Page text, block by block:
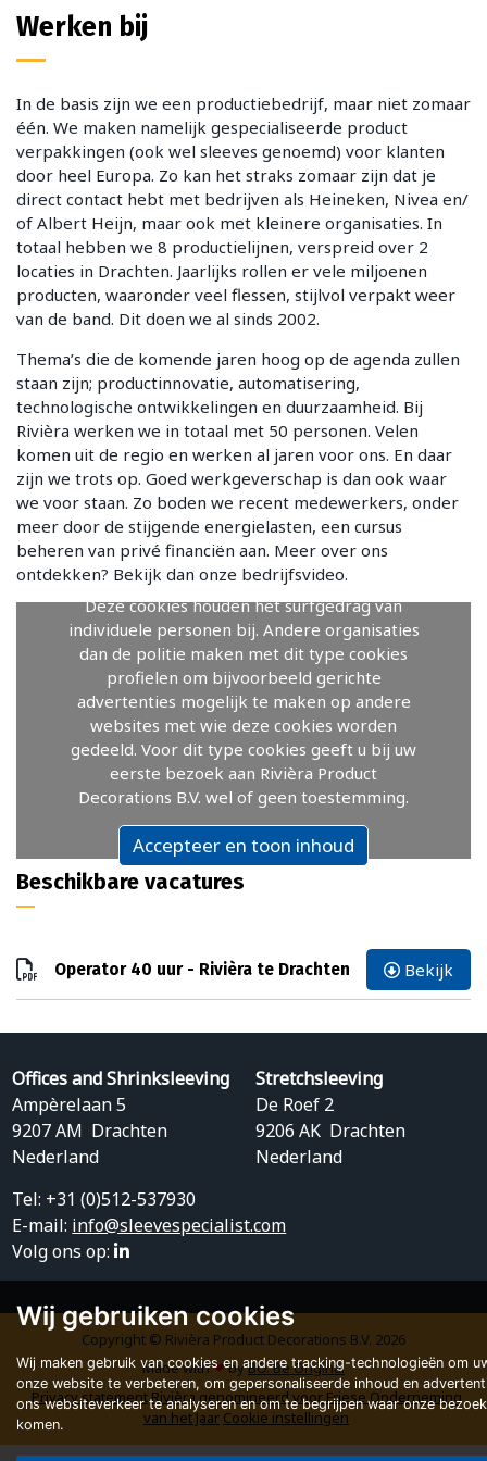
Wij gebruiken cookies
Wij maken gebruik van cookies en andere tracking-technologieën om
onze website te verbeteren, om gepersonaliseerde inhoud en
ons websiteverkeer te analyseren en om te begrijpen waar onze
komen.
Werken bij
In de basis zijn we een productiebedrijf, maar niet zomaar
één. We maken namelijk gespecialiseerde product
verpakkingen (ook wel sleeves genoemd) voor klanten
door heel Europa. Zo kan het straks zomaar zijn dat je
direct contact hebt met bedrijven als Heineken, Nivea en/
of Albert Heijn, maar ook met kleinere organisaties. In
totaal hebben we 8 productielijnen, verspreid over 2
locaties in Drachten. Jaarlijks rollen er vele miljoenen
producten, waaronder veel flessen, stijlvol verpakt weer
van de band. Dit doen we al sinds 2002.
Thema’s die de komende jaren hoog op de agenda zullen
staan zijn; productinnovatie, automatisering,
technologische ontwikkelingen en duurzaamheid. Bij
Rivièra werken we in totaal met 50 personen. Velen
komen uit de regio en werken al jaren voor ons. En daar
zijn we trots op. Goed werkgeverschap is dan ook waar
we voor staan. Zo boden we recent medewerkers, onder
meer door de stijgende energielasten, een cursus
beheren van privé financiën aan. Meer over ons
ontdekken? Bekijk dan onze bedrijfsvideo.
Deze cookies houden het surfgedrag van
individuele personen bij. Andere organisaties
dan de politie maken met dit type cookies
profielen om bijvoorbeeld gerichte
advertenties mogelijk te maken op andere
websites met wie deze cookies worden
gedeeld. Voor dit type cookies geeft u bij uw
eerste bezoek aan Rivièra Product
Decorations B.V. wel of geen toestemming.
Accepteer en toon inhoud
Beschikbare vacatures
Operator 40 uur - Rivièra te Drachten Bekijk
Offices and Shrinksleeving
Ampèrelaan 5
9207 AM Drachten
Nederland
Stretchsleeving
De Roef 2
9206 AK Drachten
Nederland
Tel: +31 (0)512-537930
E-mail: info@sleevespecialist.com
Volg ons op:
Copyright © Rivièra Product Decorations B.V. 2026
Made with❤byBO. Be Original
Privacy statementRivièra genomineerd voor Friese Onderneming
van het Jaar Cookie instellingen